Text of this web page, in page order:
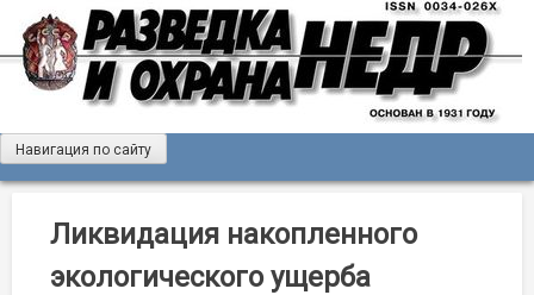
content
Журнал «Разведка и охрана недр»
Мы рады вас приветствовать на сайте журнала «Разведка
и охрана недр»
Навигация по сайту
Ликвидация накопленного
экологического ущерба